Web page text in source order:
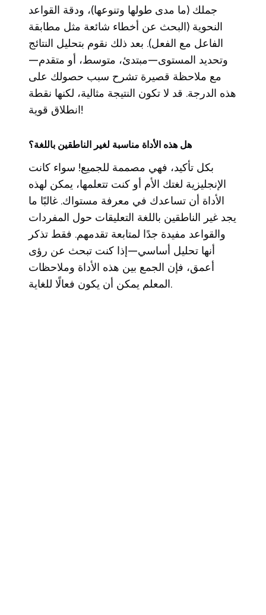
جملك (ما مدى طولها وتنوعها)، ودقة القواعد
النحوية (البحث عن أخطاء شائعة مثل مطابقة
الفاعل مع الفعل). بعد ذلك نقوم بتحليل النتائج
وتحديد المستوى—مبتدئ، متوسط، أو متقدم—
مع ملاحظة قصيرة تشرح سبب حصولك على
هذه الدرجة. قد لا تكون النتيجة مثالية، لكنها نقطة
انطلاق قوية!
هل هذه الأداة مناسبة لغير الناطقين باللغة؟
بكل تأكيد، فهي مصممة للجميع! سواء كانت
الإنجليزية لغتك الأم أو كنت تتعلمها، يمكن لهذه
الأداة أن تساعدك في معرفة مستواك. غالبًا ما
يجد غير الناطقين باللغة التعليقات حول المفردات
والقواعد مفيدة جدًا لمتابعة تقدمهم. فقط تذكر
أنها تحليل أساسي—إذا كنت تبحث عن رؤى
أعمق، فإن الجمع بين هذه الأداة وملاحظات
المعلم يمكن أن يكون فعالًا للغاية.